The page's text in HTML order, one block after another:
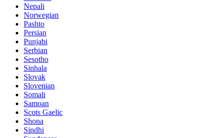
Nepali
Norwegian
Pashto
Persian
Punjabi
Serbian
Sesotho
Sinhala
Slovak
Slovenian
Somali
Samoan
Scots Gaelic
Shona
Sindhi